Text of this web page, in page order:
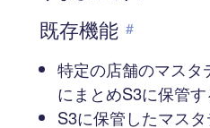
既存機能 #
特定の店舗のマス
にまとめS3に保管す
S3に保管したマス